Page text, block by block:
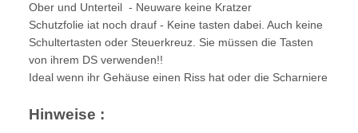
Ober und Unterteil - Neuware keine Kratzer
Schutzfolie iat noch drauf - Keine tasten dabei. Auch keine
Schultertasten oder Steuerkreuz. Sie müssen die Tasten
von ihrem DS verwenden!!
Ideal wenn ihr Gehäuse einen Riss hat oder die Scharniere
Hinweise :